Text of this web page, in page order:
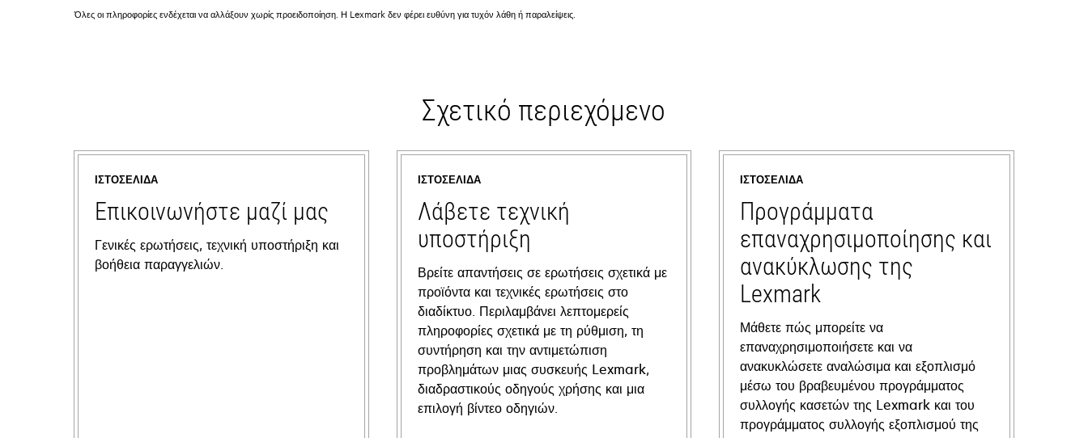
Όλες οι πληροφορίες ενδέχεται να αλλάξουν χωρίς προειδοποίηση. Η Lexmark δεν φέρει ευθύνη για τυχόν λάθη ή παραλείψεις.
Σχετικό περιεχόμενο
ΙΣΤΟΣΕΛΊΔΑ
Επικοινωνήστε μαζί μας
Γενικές ερωτήσεις, τεχνική υποστήριξη και
βοήθεια παραγγελιών.
ΙΣΤΟΣΕΛΊΔΑ
Λάβετε τεχνική
υποστήριξη
Βρείτε απαντήσεις σε ερωτήσεις σχετικά με
προϊόντα και τεχνικές ερωτήσεις στο
διαδίκτυο. Περιλαμβάνει λεπτομερείς
πληροφορίες σχετικά με τη ρύθμιση, τη
συντήρηση και την αντιμετώπιση
προβλημάτων μιας συσκευής Lexmark,
διαδραστικούς οδηγούς χρήσης και μια
επιλογή βίντεο οδηγιών.
ΙΣΤΟΣΕΛΊΔΑ
Προγράμματα
επαναχρησιμοποίησης και
ανακύκλωσης της
Lexmark
Μάθετε πώς μπορείτε να
επαναχρησιμοποιήσετε και να
ανακυκλώσετε αναλώσιμα και εξοπλισμό
μέσω του βραβευμένου προγράμματος
συλλογής κασετών της Lexmark και του
προγράμματος συλλογής εξοπλισμού της